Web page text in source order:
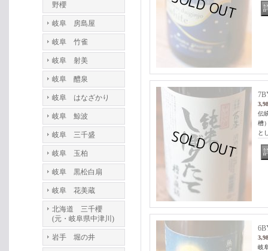
野櫻
岐阜 房島屋
岐阜 竹雀
岐阜 射美
岐阜 醴泉
岐阜 はなざかり
岐阜 鯨波
岐阜 三千盛
岐阜 玉柏
岐阜 黒松白扇
岐阜 花美蔵
北海道 三千櫻
(元・岐阜県中津川)
岩手 堀の井
伝
槽
と
岐